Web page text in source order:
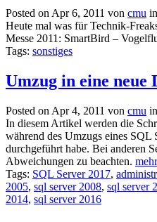
Posted on Apr 6, 2011 von cmu in
Heute mal was für Technik-
Messe 2011: SmartBird –
Tags: sonstiges
Umzug in eine neue
Posted on Apr 4, 2011 von cmu in
In diesem Artikel werden die
während des Umzugs eines SQL
durchgeführt habe. Bei anderen
Abweichungen zu beachten.
Tags: SQL Server 2017,
2005, sql server 2008, sql server
2014, sql server 2016